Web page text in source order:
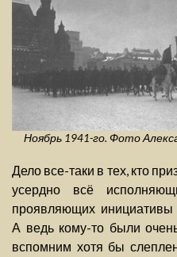
Ноябрь 1941-го. Фото
Дело все-таки в тех, кто
усердно всё
проявляющих инициативы
А ведь кому-то были
вспомним хотя бы